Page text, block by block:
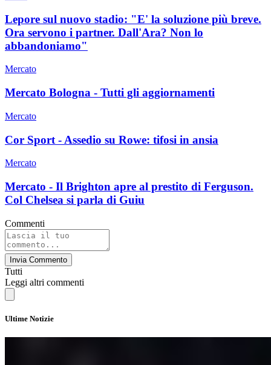
Lepore sul nuovo stadio: "E' la soluzione più breve.
Ora servono i partner. Dall'Ara? Non lo
abbandoniamo"
Mercato
Mercato Bologna - Tutti gli aggiornamenti
Mercato
Cor Sport - Assedio su Rowe: tifosi in ansia
Mercato
Mercato - Il Brighton apre al prestito di Ferguson.
Col Chelsea si parla di Guiu
Commenti
Invia Commento
Tutti
Leggi altri commenti
Ultime Notizie